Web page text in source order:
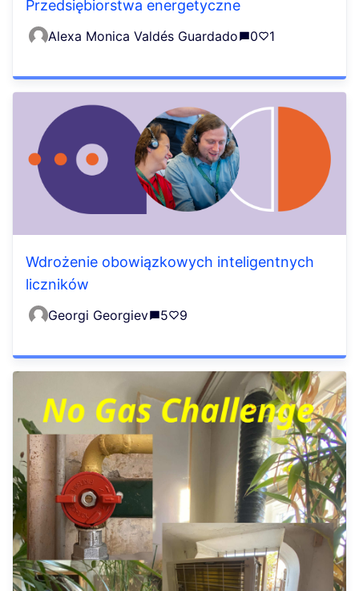
Przedsiębiorstwa energetyczne
Alexa Monica Valdés Guardado 0 1
Wdrożenie obowiązkowych inteligentnych
liczników
Georgi Georgiev 5 9